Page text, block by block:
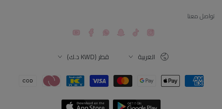
تواصل معنا
Instagram
TikTok
Snapchat
Facebook
YouTube
اللغة العربية قطر (KWD د.ك)
طرق